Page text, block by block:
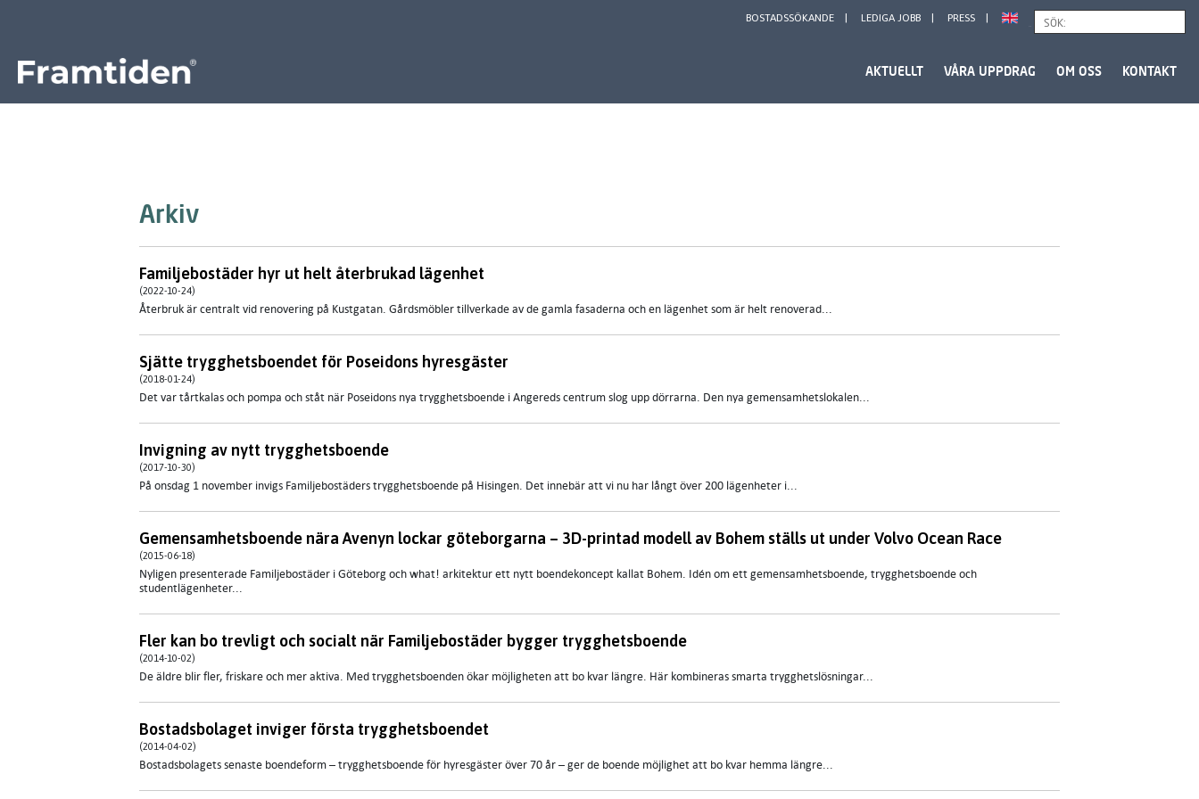
BOSTADSSÖKANDE LEDIGA JOBB PRESS
AKTUELLT VÅRA UPPDRAG OM OSS KONTAKT
Arkiv
Familjebostäder hyr ut helt återbrukad lägenhet
(2022-10-24)
Återbruk är centralt vid renovering på Kustgatan. Gårdsmöbler tillverkade av de gamla fasaderna och en lägenhet som är helt renoverad...
Sjätte trygghetsboendet för Poseidons hyresgäster
(2018-01-24)
​Det var tårtkalas och pompa och ståt när Poseidons nya trygghetsboende i Angereds centrum slog upp dörrarna. Den nya gemensamhetslokalen...
Invigning av nytt trygghetsboende
(2017-10-30)
På onsdag 1 november invigs Familjebostäders trygghetsboende på Hisingen. Det innebär att vi nu har långt över 200 lägenheter i...
Gemensamhetsboende nära Avenyn lockar göteborgarna – 3D-printad modell av Bohem ställs ut under Volvo Ocean Race
(2015-06-18)
​Nyligen presenterade Familjebostäder i Göteborg och what! arkitektur ett nytt boendekoncept kallat Bohem. Idén om ett gemensamhetsboende, trygghetsboende och
studentlägenheter...
Fler kan bo trevligt och socialt när Familjebostäder bygger trygghetsboende
(2014-10-02)
De äldre blir fler, friskare och mer aktiva. Med trygghetsboenden ökar möjligheten att bo kvar längre. Här kombineras smarta trygghetslösningar...
Bostadsbolaget inviger första trygghetsboendet
(2014-04-02)
Bostadsbolagets senaste boendeform – trygghetsboende för hyresgäster över 70 år – ger de boende möjlighet att bo kvar hemma längre...